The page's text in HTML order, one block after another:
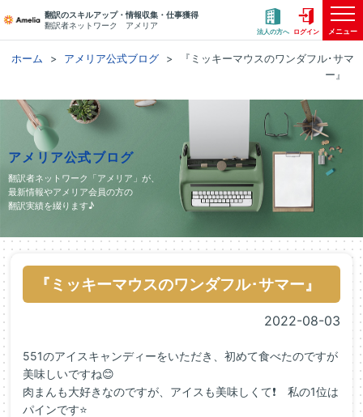
翻訳のスキルアップ・情報収集・仕事獲得
翻訳者ネットワーク アメリア
法人の方へ ログイン メニュー
ホーム アメリア公式ブログ
『ミッキーマウスのワンダフル･サマ
ー』
アメリア公式ブログ
翻訳者ネットワーク「アメリア」が、
最新情報やアメリア会員の方の
翻訳実績を綴ります♪
『ミッキーマウスのワンダフル･サマー』
2022-08-03
551のアイスキャンディーをいただき、初めて食べたのですが
美味しいですね😊
肉まんも大好きなのですが、アイスも美味しくて❗ 私の1位は
パインです⭐